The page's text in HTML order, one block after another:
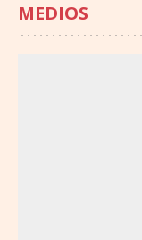
MEDIOS